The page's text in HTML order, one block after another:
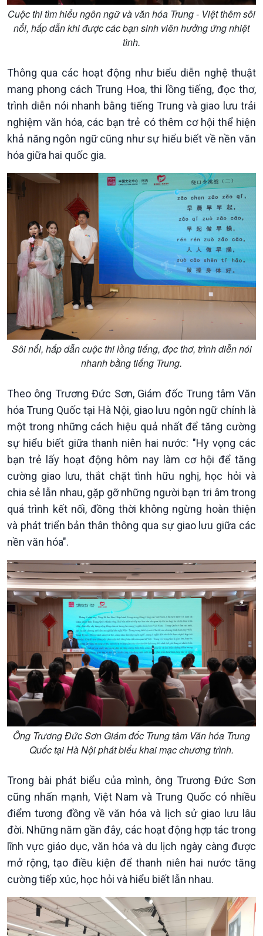
Chính trị
Tin Chính trị
Chính phủ với người dân
Quốc hội với cử tri
Xây dựng đảng
Đảng trong cuộc sống
Nhận diện sự thật
Pháp luật và đời sống
Thế giới
Tin thế giới
Vấn đề quốc tế
Hồ sơ sự kiện quốc tế
Biên cương - Một dải vững
bền
Kinh tế
Tin Kinh tế
Trước giờ mở cửa
Dòng chảy Kinh tế
Khởi nghiệp
Tuyên chiến với gian lận
thương mại
Nông nghiệp & Biển đảo
Tin Nông nghiệp & Biển
đảo
Mùa vàng
Tâm tình biên giới và hải
đảo
Tìm hiểu biển, đảo Việt
Cuộc thi tìm hiểu ngôn ngữ và văn hóa Trung - Việt thêm sôi
nổi, hấp dẫn khi được các bạn sinh viên hưởng ứng nhiệt
tình.
Thông qua các hoạt động như biểu diễn nghệ thuật
mang phong cách Trung Hoa, thi lồng tiếng, đọc thơ,
trình diễn nói nhanh bằng tiếng Trung và giao lưu trải
nghiệm văn hóa, các bạn trẻ có thêm cơ hội thể hiện
khả năng ngôn ngữ cũng như sự hiểu biết về nền văn
hóa giữa hai quốc gia.
Sôi nổi, hấp dẫn cuộc thi lồng tiếng, đọc thơ, trình diễn nói
nhanh bằng tiếng Trung.
Theo ông Trương Đức Sơn, Giám đốc Trung tâm Văn
hóa Trung Quốc tại Hà Nội, giao lưu ngôn ngữ chính là
một trong những cách hiệu quả nhất để tăng cường
sự hiểu biết giữa thanh niên hai nước: "Hy vọng các
bạn trẻ lấy hoạt động hôm nay làm cơ hội để tăng
cường giao lưu, thắt chặt tình hữu nghị, học hỏi và
chia sẻ lẫn nhau, gặp gỡ những người bạn tri âm trong
quá trình kết nối, đồng thời không ngừng hoàn thiện
và phát triển bản thân thông qua sự giao lưu giữa các
nền văn hóa".
Ông Trương Đức Sơn Giám đốc Trung tâm Văn hóa Trung
Quốc tại Hà Nội phát biểu khai mạc chương trình.
Trong bài phát biểu của mình, ông Trương Đức Sơn
cũng nhấn mạnh, Việt Nam và Trung Quốc có nhiều
điểm tương đồng về văn hóa và lịch sử giao lưu lâu
đời. Những năm gần đây, các hoạt động hợp tác trong
lĩnh vực giáo dục, văn hóa và du lịch ngày càng được
mở rộng, tạo điều kiện để thanh niên hai nước tăng
cường tiếp xúc, học hỏi và hiểu biết lẫn nhau.